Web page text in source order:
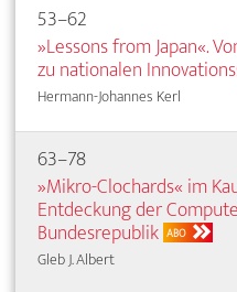
53–62
»Lessons from Japan«.
zu nationalen
Hermann-Johannes Kerl
63–78
»Mikro-Clochards« im
Entdeckung der
Bundesrepublik ABO
Gleb J. Albert